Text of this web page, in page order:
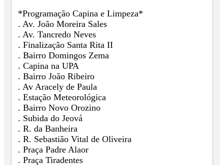
*Programação Capina e Limpeza*
. Av. João Moreira Sales
. Av. Tancredo Neves
. Finalização Santa Rita II
. Bairro Domingos Zema
. Capina na UPA
. Bairro João Ribeiro
. Av Aracely de Paula
. Estação Meteorológica
. Bairro Novo Orozino
. Subida do Jeová
. R. da Banheira
. R. Sebastião Vital de Oliveira
. Praça Padre Alaor
. Praça Tiradentes